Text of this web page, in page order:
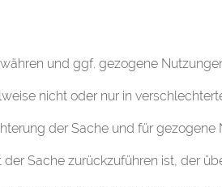
und ggf. gezogene
nicht oder nur in
der Sache und für gezogene
Sache zurückzuführen ist, der